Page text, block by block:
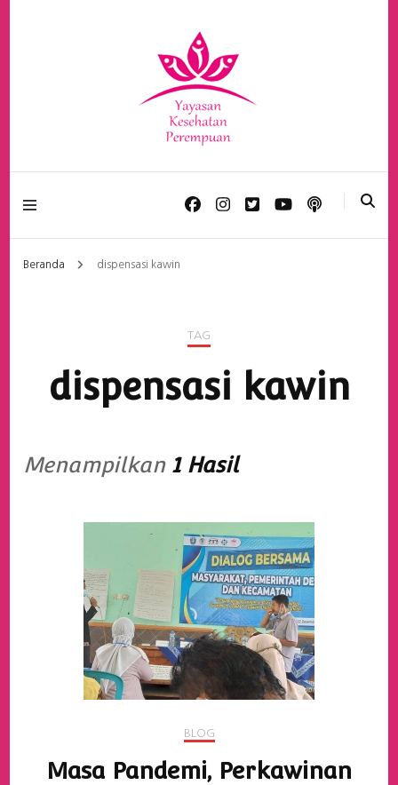
Yayasan Kesehatan
Perempuan
Beranda dispensasi kawin
TAG
dispensasi kawin
Menampilkan 1 Hasil
BLOG
Masa Pandemi, Perkawinan